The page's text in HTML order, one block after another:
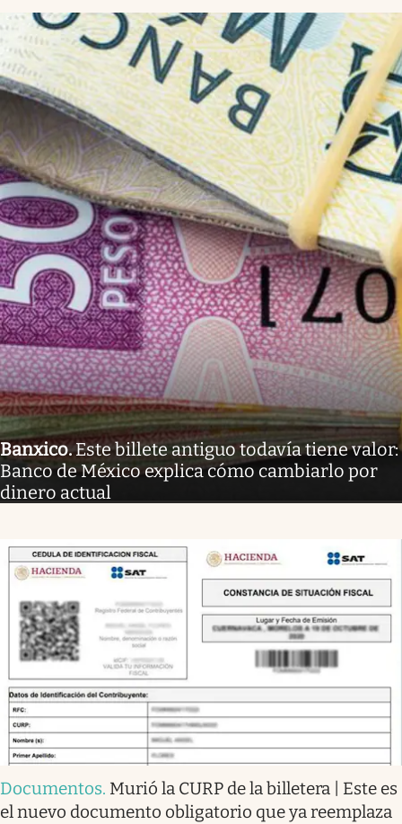
Banxico.Este billete antiguo todavía tiene valor:
Banco de México explica cómo cambiarlo por
dinero actual
Documentos. Murió la CURP de la billetera | Este es
el nuevo documento obligatorio que ya reemplaza